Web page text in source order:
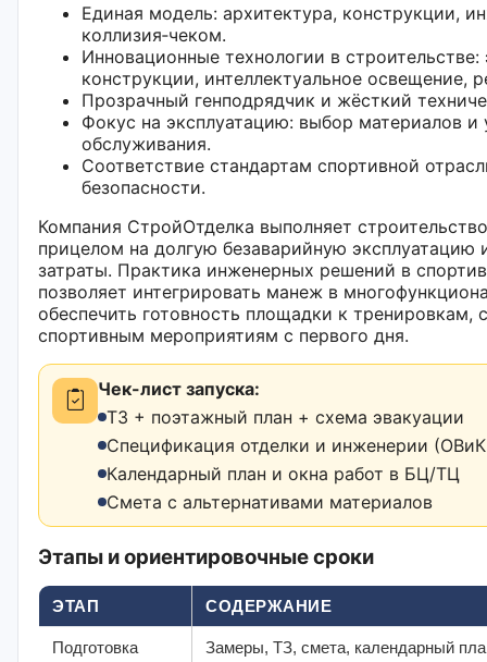
Единая модель: архитектура, конструкции,
коллизия‑чеком.
Инновационные технологии в
конструкции, интеллектуальное освещение,
Прозрачный генподрядчик и жёсткий
Фокус на эксплуатацию: выбор материалов и
обслуживания.
Соответствие стандартам спортивной
безопасности.
Компания СтройОтделка выполняет
прицелом на долгую безаварийную
затраты. Практика инженерных решений в
позволяет интегрировать манеж в
обеспечить готовность площадки к
спортивным мероприятиям с первого дня.
Чек-лист запуска:
ТЗ + поэтажный план + схема эвакуации
Спецификация отделки и инженерии
Календарный план и окна работ в БЦ/ТЦ
Смета с альтернативами материалов
Этапы и ориентировочные сроки
ЭТАП СОДЕРЖАНИЕ
Подготовка Замеры, ТЗ, смета, календарный